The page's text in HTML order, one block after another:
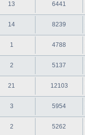
13 6441
14 8239
1 4788
2 5137
21 12103
3 5954
2 5262